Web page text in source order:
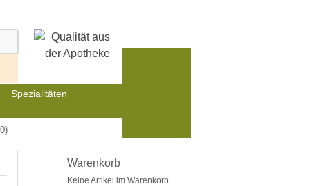
Spezialitäten
Warenkorb
Keine Artikel im Warenkorb